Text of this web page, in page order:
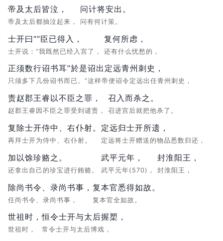
帝及太后皆泣，
帝及太后都抽泣起来，
问计将安出。
问有何计策。
士开曰““臣已得入，
士开说：“我既然已经入宫了，
复何所虑，
还有什么忧愁的，
正须数行诏书耳”於是诏出定远青州刺史，
只须多下几份诏书而已。”这样帝便诏令定远出任青州刺史，
责赵郡王睿以不臣之罪，
赵郡王睿因不臣之罪受到谴责，
召入而杀之。
召进宫后就把他杀了。
复除士开侍中、右仆射。
再拜士开为侍中、右仆射。
定远归士开所遗，
定远将士开赠送的物品悉数归还，
加以馀珍赂之。
还拿出自己的珍宝进行贿赂。
武平元年，
武平元年(570)，
封淮阳王，
封淮阳王，
除尚书令、录尚书事，
任尚书令、录尚书事，
复本官悉得如故。
复本官全如故。
世祖时，
世祖时，
恒令士开与太后握槊，
常令士开与太后博戏，